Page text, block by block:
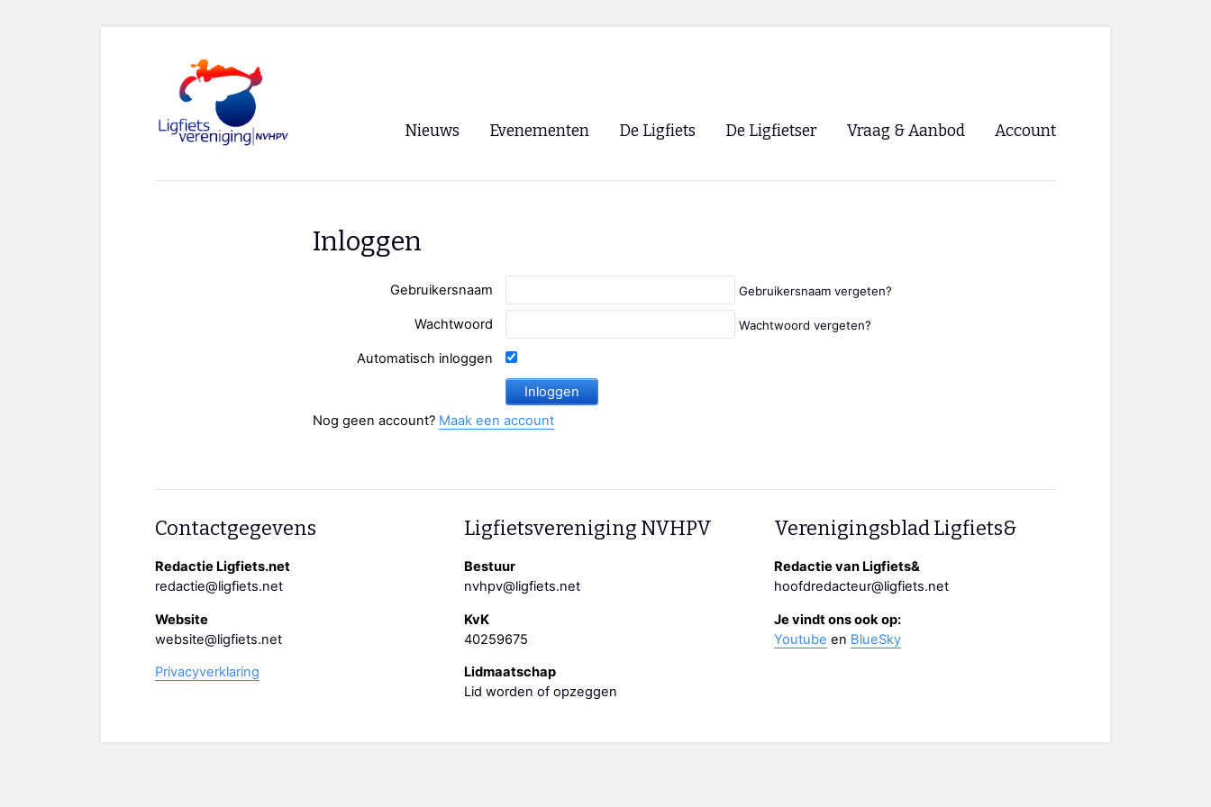
Nieuws Evenementen
Paastreffen
Oliebollentocht
De Ligfiets De Ligfietser
Lokale Fietsverenigingen
Vraag & Aanbod Account
Inloggen
Gebruikersnaam Gebruikersnaam vergeten?
Wachtwoord Wachtwoord vergeten?
Automatisch inloggen
Nog geen account? Maak een account
Contactgegevens
Redactie Ligfiets.net
redactie@ligfiets.net
Website
website@ligfiets.net
Privacyverklaring
Ligfietsvereniging NVHPV
Bestuur
nvhpv@ligfiets.net
KvK
40259675
Lidmaatschap
Lid worden of opzeggen
Verenigingsblad Ligfiets&
Redactie van Ligfiets&
hoofdredacteur@ligfiets.net
Je vindt ons ook op:
Youtube en BlueSky